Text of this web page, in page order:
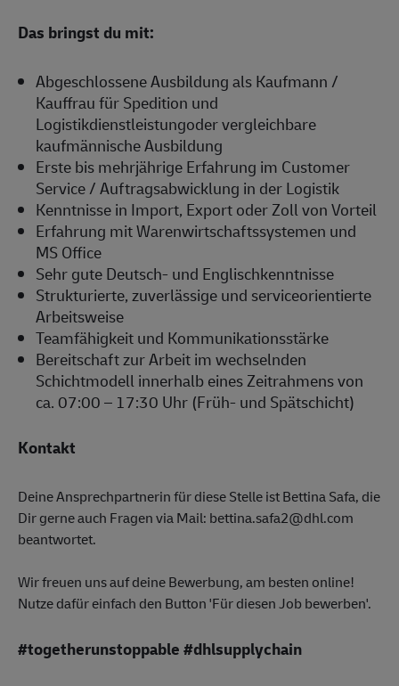
Das bringst du mit:
Abgeschlossene Ausbildung als Kaufmann /
Kauffrau für Spedition und
Logistikdienstleistungoder vergleichbare
kaufmännische Ausbildung
Erste bis mehrjährige Erfahrung im Customer
Service / Auftragsabwicklung in der Logistik
Kenntnisse in Import, Export oder Zoll von Vorteil
Erfahrung mit Warenwirtschaftssystemen und
MS Office
Sehr gute Deutsch- und Englischkenntnisse
Strukturierte, zuverlässige und serviceorientierte
Arbeitsweise
Teamfähigkeit und Kommunikationsstärke
Bereitschaft zur Arbeit im wechselnden
Schichtmodell innerhalb eines Zeitrahmens von
ca. 07:00 – 17:30 Uhr (Früh- und Spätschicht)
Kontakt
Deine Ansprechpartnerin für diese Stelle ist Bettina Safa, die
Dir gerne auch Fragen via Mail: bettina.safa2@dhl.com
beantwortet.
Wir freuen uns auf deine Bewerbung, am besten online!
Nutze dafür einfach den Button 'Für diesen Job bewerben'.
#togetherunstoppable #dhlsupplychain